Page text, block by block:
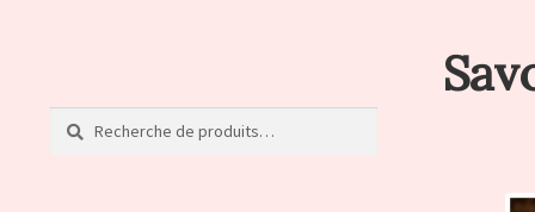
Recherche
pour :
Recherche